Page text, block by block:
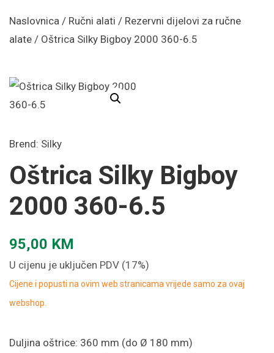
Naslovnica / Ručni alati / Rezervni dijelovi za ručne
alate / Oštrica Silky Bigboy 2000 360-6.5
Brend: Silky
Oštrica Silky Bigboy
2000 360-6.5
95,00 KM
U cijenu je uključen PDV (17%)
Cijene i popusti na ovim web stranicama vrijede samo za ovaj
webshop.
Duljina oštrice: 360 mm (do Ø 180 mm)